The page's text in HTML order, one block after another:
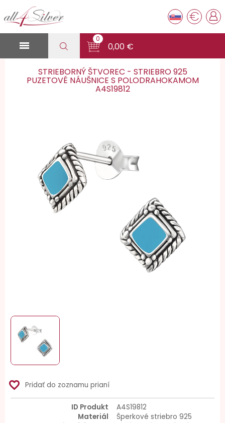
€

0
0,00 €
STRIEBORNÝ ŠTVOREC - STRIEBRO 925
PUZETOVÉ NÁUŠNICE S POLODRAHOKAMOM
A4S19812
favorite_border Pridať do zoznamu prianí
ID Produkt
A4S19812
Materiál
Šperkové striebro 925